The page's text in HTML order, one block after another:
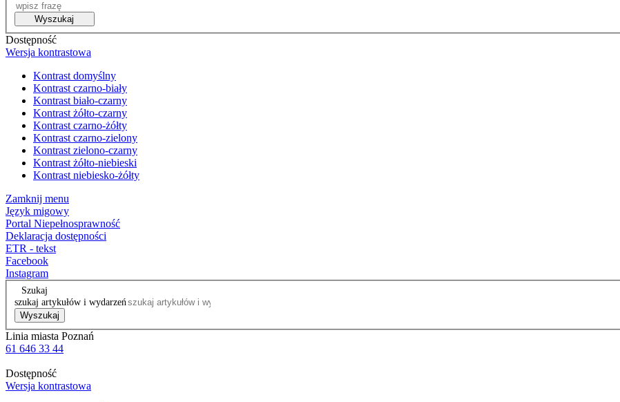
Wyszukaj
Dostępność
Wersja kontrastowa
Kontrast domyślny
Kontrast czarno-biały
Kontrast biało-czarny
Kontrast żółto-czarny
Kontrast czarno-żółty
Kontrast czarno-zielony
Kontrast zielono-czarny
Kontrast żółto-niebieski
Kontrast niebiesko-żółty
Zamknij menu
Język migowy
Portal Niepełnosprawność
Deklaracja dostępności
ETR - tekst
Facebook
Instagram
Szukaj
szukaj artykułów i wydarzeń
Wyszukaj
Linia miasta Poznań
61 646 33 44
Dostępność
Wersja kontrastowa